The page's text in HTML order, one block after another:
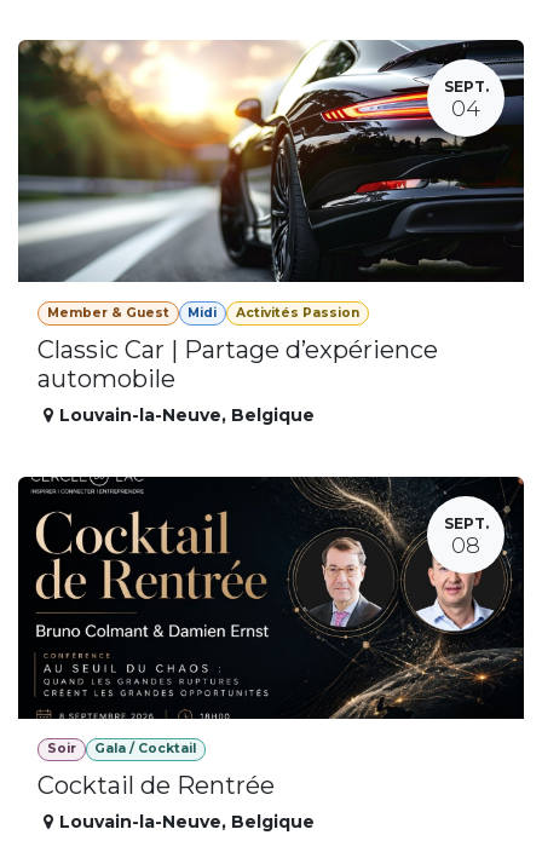
SEPT.
04
Member & Guest Midi Activités Passion
Classic Car | Partage d’expérience
automobile
Louvain-la-Neuve, Belgique
SEPT.
08
Soir Gala / Cocktail
Cocktail de Rentrée
Louvain-la-Neuve, Belgique